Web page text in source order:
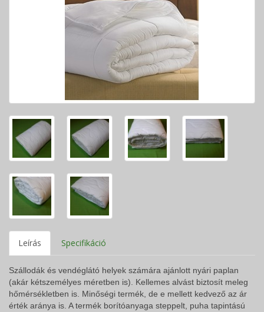
Leírás Specifikáció
Szállodák és vendéglátó helyek számára ajánlott nyári paplan
(akár kétszemélyes méretben is). Kellemes alvást biztosít meleg
hőmérsékletben is. Minőségi termék, de e mellett kedvező az ár
érték aránya is. A termék borítóanyaga steppelt, puha tapintású